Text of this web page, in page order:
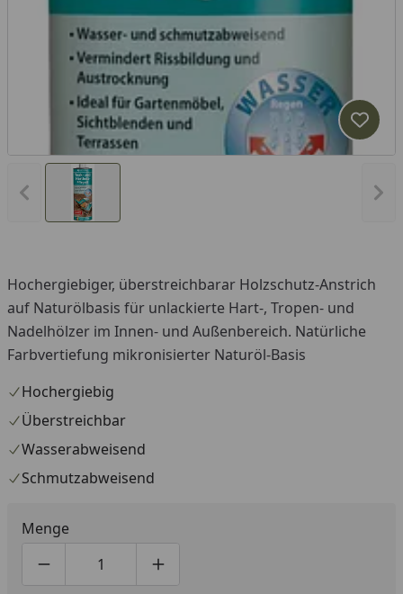
Vorheriges Bild anzeigen
Hochergiebiger, überstreichbarar Holzschutz-Anstrich
auf Naturölbasis für unlackierte Hart-, Tropen- und
Nadelhölzer im Innen- und Außenbereich. Natürliche
Farbvertiefung mikronisierter Naturöl-Basis
Hochergiebig
Überstreichbar
Wasserabweisend
Schmutzabweisend
Menge
Produktmenge um eins verringern
Produktmenge manuell eingeben
Produktmenge um eins erhöhen